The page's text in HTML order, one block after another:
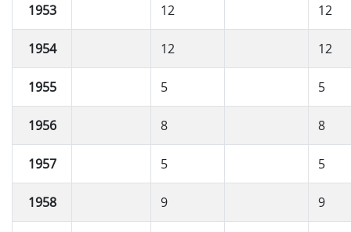
1953 12 12
1954 12 12
1955 5 5
1956 8 8
1957 5 5
1958 9 9